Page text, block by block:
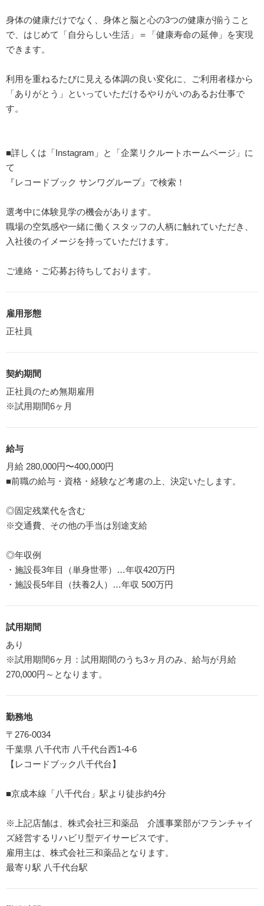
身体の健康だけでなく、身体と脳と心の3つの健康が揃うこと
で、はじめて「自分らしい生活」＝「健康寿命の延伸」を実現
できます。
利用を重ねるたびに見える体調の良い変化に、ご利用者様から
「ありがとう」といっていただけるやりがいのあるお仕事で
す。
■詳しくは「Instagram」と「企業リクルートホームページ」に
て
『レコードブック サンワグループ』で検索！
選考中に体験見学の機会があります。
職場の空気感や一緒に働くスタッフの人柄に触れていただき、
入社後のイメージを持っていただけます。
ご連絡・ご応募お待ちしております。
雇用形態
正社員
契約期間
正社員のため無期雇用
※試用期間6ヶ月
給与
月給 280,000円〜400,000円
■前職の給与・資格・経験など考慮の上、決定いたします。
◎固定残業代を含む
※交通費、その他の手当は別途支給
◎年収例
・施設長3年目（単身世帯）…年収420万円
・施設長5年目（扶養2人）…年収 500万円
試用期間
あり
※試用期間6ヶ月：試用期間のうち3ヶ月のみ、給与が月給
270,000円～となります。
勤務地
〒276-0034
千葉県 八千代市 八千代台西1-4-6
【レコードブック八千代台】
■京成本線「八千代台」駅より徒歩約4分
※上記店舗は、株式会社三和薬品 介護事業部がフランチャイ
ズ経営するリハビリ型デイサービスです。
雇用主は、株式会社三和薬品となります。
最寄り駅 八千代台駅